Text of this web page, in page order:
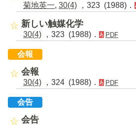
菊地英一, 30(4) ，323 (1988)．
新しい触媒化学
30(4) ，323 (1988)． PDF
会報
会報
30(4) ，324 (1988)． PDF
会告
会告